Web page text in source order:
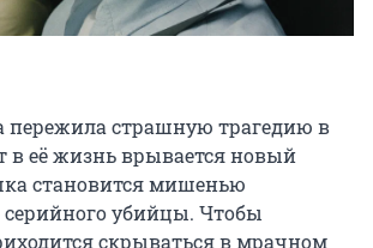
страшную трагедию в
в её жизнь врывается новый
становится мишенью
серийного убийцы. Чтобы
скрываться в мрачном